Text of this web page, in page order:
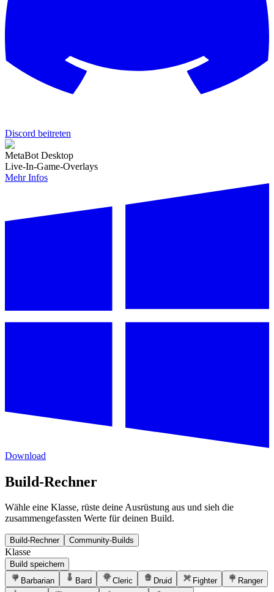
Discord beitreten
MetaBot Desktop
Live-In-Game-Overlays
Mehr Infos
Download
Build-Rechner
Wähle eine Klasse, rüste deine Ausrüstung aus und sieh die
zusammengefassten Werte für deinen Build.
Build-Rechner Community-Builds
Klasse
Build speichern
Barbarian
Bard Cleric Druid Fighter
Ranger